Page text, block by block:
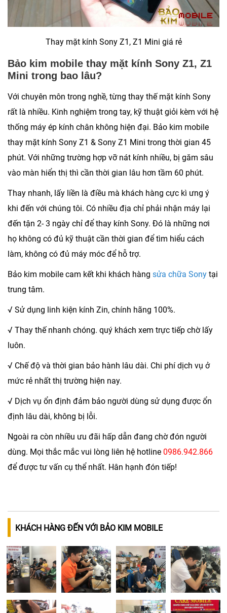
Thay mặt kính Sony Z1, Z1 Mini giá rẻ
Bảo kim mobile thay mặt kính Sony Z1, Z1
Mini trong bao lâu?
Với chuyên môn trong nghề, từng thay thế mặt kính Sony
rất là nhiều. Kinh nghiệm trong tay, kỹ thuật giỏi kèm với hệ
thống máy ép kính chân không hiện đại. Bảo kim mobile
thay mặt kính Sony Z1 & Sony Z1 Mini trong thời gian 45
phút. Với những trường hợp vỡ nát kính nhiều, bị găm sâu
vào màn hiển thị thì cần thời gian lâu hơn tầm 60 phút.
Thay nhanh, lấy liền là điều mà khách hàng cực kì ưng ý
khi đến với chúng tôi. Có nhiều địa chỉ phải nhận máy lại
đến tận 2- 3 ngày chỉ để thay kính Sony. Đó là những nơi
họ không có đủ kỹ thuật cần thời gian để tìm hiểu cách
làm, không có đủ máy móc để hỗ trợ.
Bảo kim mobile cam kết khi khách hàng sửa chữa Sony tại
trung tâm.
√ Sử dụng linh kiện kính Zin, chính hãng 100%.
√ Thay thế nhanh chóng. quý khách xem trực tiếp chờ lấy
luôn.
√ Chế độ và thời gian bảo hành lâu dài. Chi phí dịch vụ ở
mức rẻ nhất thị trường hiện nay.
√ Dịch vụ ổn định đảm bảo người dùng sử dụng được ổn
định lâu dài, không bị lỗi.
Ngoài ra còn nhiều ưu đãi hấp dẫn đang chờ đón người
dùng. Mọi thắc mắc vui lòng liên hệ hotline 0986.942.866
để được tư vấn cụ thể nhất. Hân hạnh đón tiếp!
KHÁCH HÀNG ĐẾN VỚI BẢO KIM MOBILE